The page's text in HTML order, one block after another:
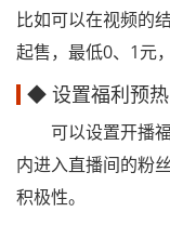
比如可以在视频的
起售，最低0、1元
◆ 设置福利预热
可以设置开播福
内进入直播间的粉
积极性。